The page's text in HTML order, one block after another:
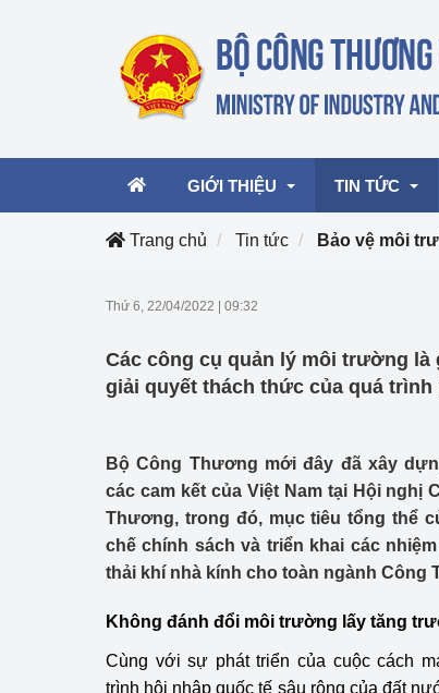
GIỚI THIỆU
Cơ cấu tổ chức
TIN TỨC
mại, Dịch vụ
Hoạt động
Công Thương
Chuyển đổi số
Phát triển
Trang chủ Tin tức Bảo vệ môi
Thứ 6, 22/04/2022 09:32
Các công cụ quản lý môi trường là
giải quyết thách thức của quá trình
Bộ Công Thương mới đây đã xây
các cam kết của Việt Nam tại Hội nghị
Thương, trong đó, mục tiêu tổng thể
chế chính sách và triển khai các
thải khí nhà kính cho toàn ngành Công
Không đánh đổi môi trường lấy tăng
Cùng với sự phát triển của cuộc cách
trình hội nhập quốc tế sâu rộng của đất